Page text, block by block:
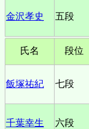
金沢孝史 五段
氏名 段位
飯塚祐紀 七段
千葉幸生 六段